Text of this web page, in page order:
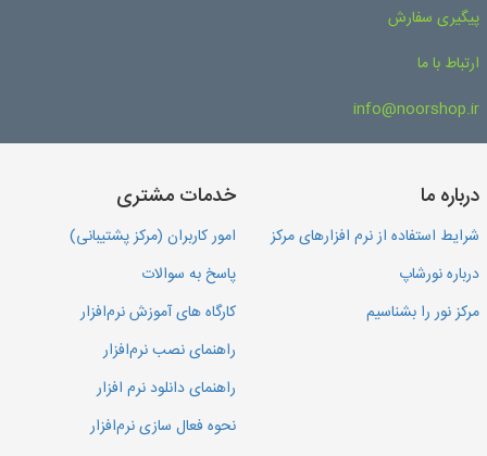
پیگیری سفارش
ارتباط با ما
info@noorshop.ir
درباره ما
شرایط استفاده از نرم افزارهای مرکز
درباره نورشاپ
مرکز نور را بشناسیم
خدمات مشتری
امور کاربران (مرکز پشتیبانی)
پاسخ به سوالات
کارگاه های آموزش نرم‌افزار
راهنمای نصب نرم‌افزار
راهنمای دانلود نرم افزار
نحوه فعال سازی نرم‌افزار